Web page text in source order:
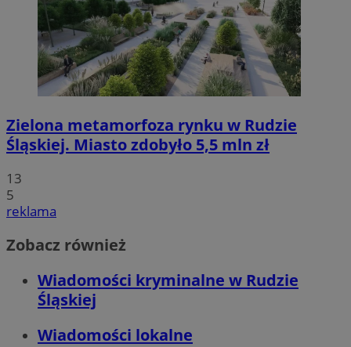
Zielona metamorfoza rynku w Rudzie
Śląskiej. Miasto zdobyło 5,5 mln zł
13
5
reklama
Zobacz również
Wiadomości kryminalne w Rudzie
Śląskiej
Wiadomości lokalne